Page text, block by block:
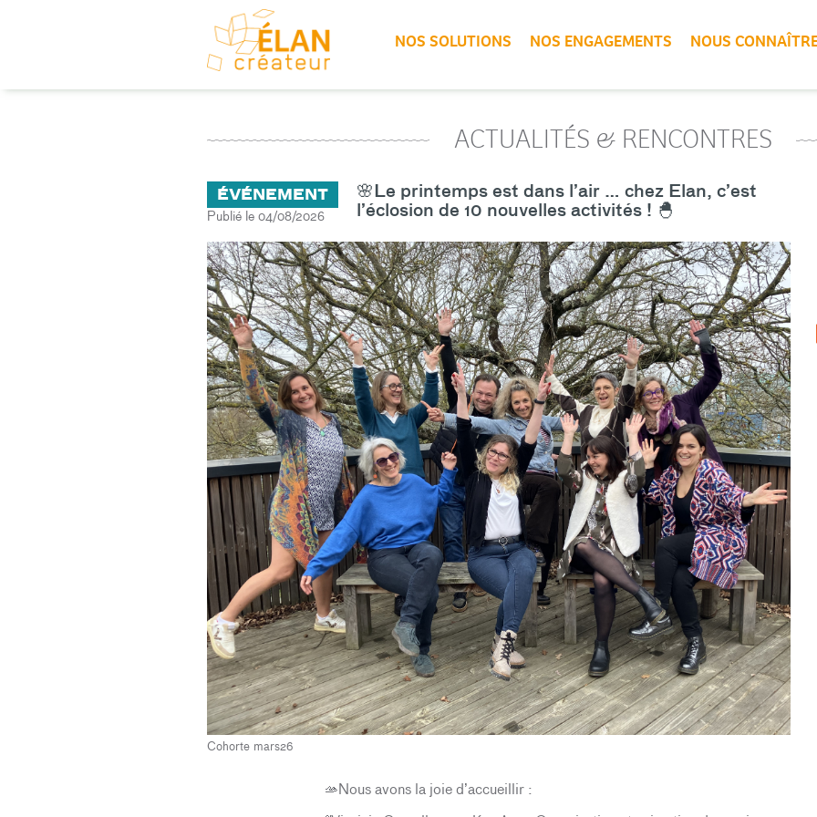
NOS SOLUTIONS NOS ENGAGEMENTS NOUS
ACTUALITÉS & RENCONTRES
ÉVÉNEMENT
Publié le 04/08/2026
🌸Le printemps est dans l’air … chez Elan, c’est
l’éclosion de 10 nouvelles activités ! 🐣
Cohorte mars26
🫴Nous avons la joie d’accueillir :